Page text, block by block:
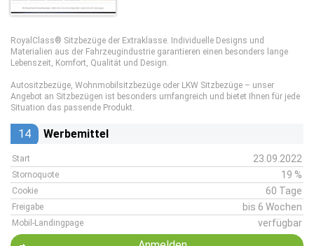
RoyalClass® Sitzbezüge der Extraklasse. Individuelle Designs und
Materialien aus der Fahrzeugindustrie garantieren einen besonders lange
Lebenszeit, Komfort, Qualität und Design.
Autositzbezüge, Wohnmobilsitzbezüge oder LKW Sitzbezüge – unser
Angebot an Sitzbezügen ist besonders umfangreich und bietet Ihnen für jede
Situation das passende Produkt.
14 Werbemittel
Start 23.09.2022
Stornoquote 19 %
Cookie 60 Tage
Freigabe bis 6 Wochen
Mobil-Landingpage verfügbar